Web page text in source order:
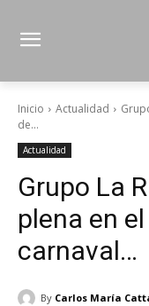
Inicio Actualidad
de...
Actualidad
Grupo La
plena en
carnaval…
By Carlos María